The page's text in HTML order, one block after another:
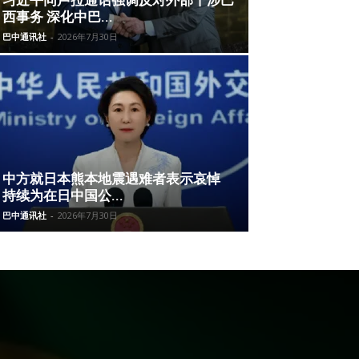
西事务 深化中巴...
巴中通讯社 - 2026年7月30日
中方就日本熊本地震遇难者表示哀悼
持续为在日中国公...
巴中通讯社 - 2026年7月30日